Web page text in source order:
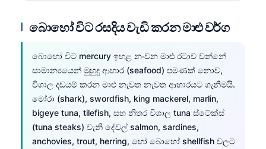
බොහෝ විට රසදිය වැඩි කරන මාළු වර්ග
බොහෝ විට mercury ඉහළ නංවන මාළු රටාව වන්නේ
සාමාන්‍යයෙන් මුහුදු ආහාර (seafood) පමණක් නොව,
විශාල දඩයම් කරන මාළු නැවත නැවත ආහාරයට ගැනීමයි.
මෝරා (shark), swordfish, king mackerel, marlin,
bigeye tuna, tilefish, සහ නිතර විශාල tuna ස්ටේක්ස්
(tuna steaks) වැනි දේවල් salmon, sardines,
anchovies, trout, herring, හෝ බොහෝ shellfish වලට